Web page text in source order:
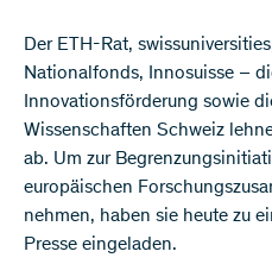
Der ETH-Rat,
Nationalfonds, Innosuisse –
Innovationsförderung sowie
Wissenschaften Schweiz
ab. Um zur
europäischen
nehmen, haben sie heute zu
Presse eingeladen.